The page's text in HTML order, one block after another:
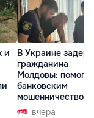
и
В Украине
гражданина
Молдовы:
банковским
мошенничеством
Чехиивчера